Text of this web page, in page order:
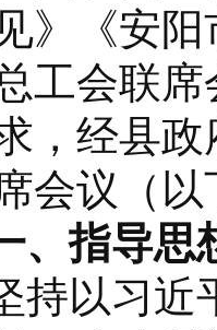
》《安
工会联
，经县
会议（
、指导思
持以习近